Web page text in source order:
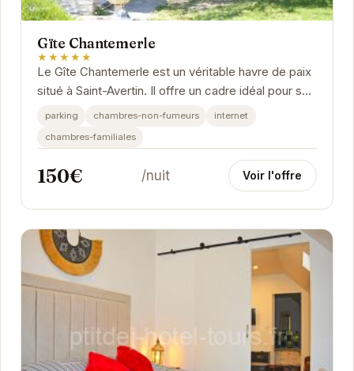
Gïte Chantemerle
★★★★★
Le Gîte Chantemerle est un véritable havre de paix
situé à Saint-Avertin. Il offre un cadre idéal pour se
détendre et profiter du calme de la...
parking chambres-non-fumeurs
internet
chambres-familiales
150€ /nuit Voir l'offre